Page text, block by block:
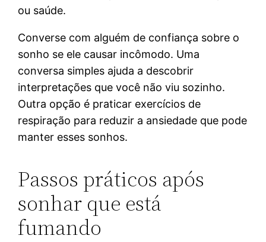
ou saúde.
Converse com alguém de confiança sobre o
sonho se ele causar incômodo. Uma
conversa simples ajuda a descobrir
interpretações que você não viu sozinho.
Outra opção é praticar exercícios de
respiração para reduzir a ansiedade que pode
manter esses sonhos.
Passos práticos após
sonhar que está
fumando